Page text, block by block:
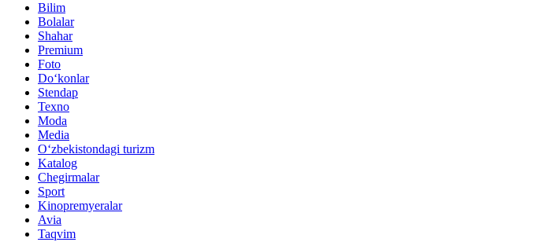
Bilim
Bolalar
Shahar
Premium
Foto
Do‘konlar
Stendap
Texno
Moda
Media
O‘zbekistondagi turizm
Katalog
Chegirmalar
Sport
Kinopremyeralar
Avia
Taqvim